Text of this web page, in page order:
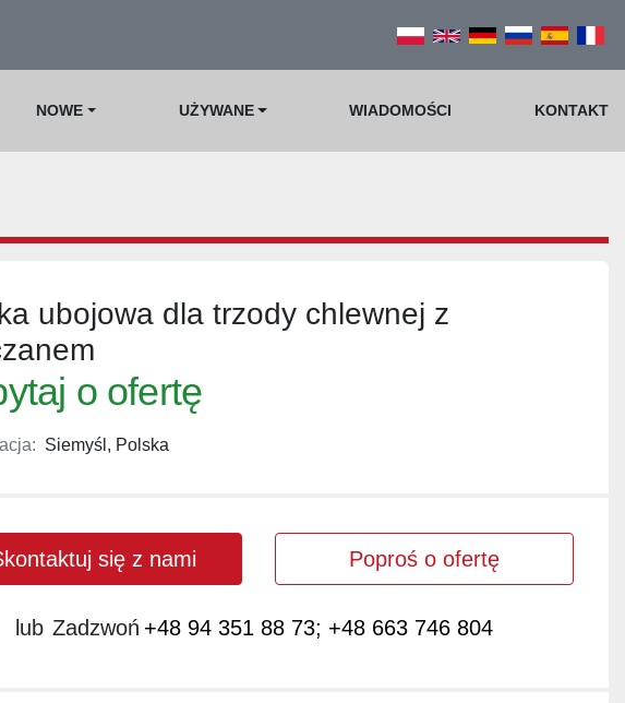
NOWE UŻYWANE WIADOMOŚCI KONTAKT
ubojowa dla trzody chlewnej z
o ofertę
Siemyśl, Polska
się z nami Poproś o ofertę
lub Zadzwoń +48 94 351 88 73; +48 663 746 804